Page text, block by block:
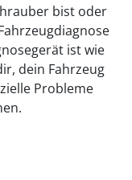
bist oder
ist wie
dein Fahrzeug
Probleme